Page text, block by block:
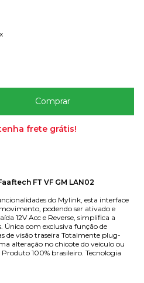
frete grátis!
FT VF GM LAN02
do Mylink, esta interface
podendo ser ativado e
12V Acc e Reverse, simplifica a
Única com exclusiva função de
de visão traseira Totalmente plug-
alteração no chicote do veículo ou
100% brasileiro. Tecnologia